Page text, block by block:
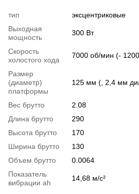
тип
эксцентриковые
Выходная
мощность
300 Вт
Скорость
холостого хода
7000 об/мин (-
Размер
(диаметр)
платформы
125 мм (, 2,4 мм
Вес брутто
2.08
Длина брутто
290
Высота брутто
170
Ширина брутто
130
Объем брутто
0.0064
Показатель
вибрации ah
14,68 м/с²